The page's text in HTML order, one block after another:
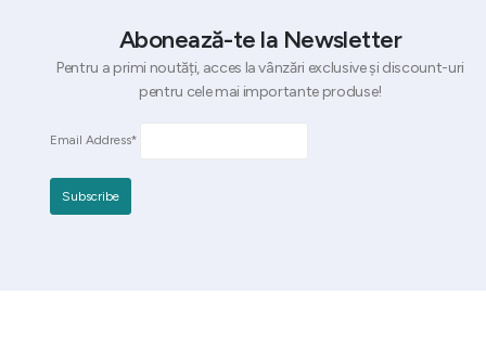
Abonează-te la Newsletter
Pentru a primi noutăți, acces la vânzări exclusive și discount-uri
pentru cele mai importante produse!
Email Address*